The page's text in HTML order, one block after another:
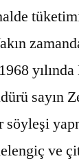
1968
sayın
ve